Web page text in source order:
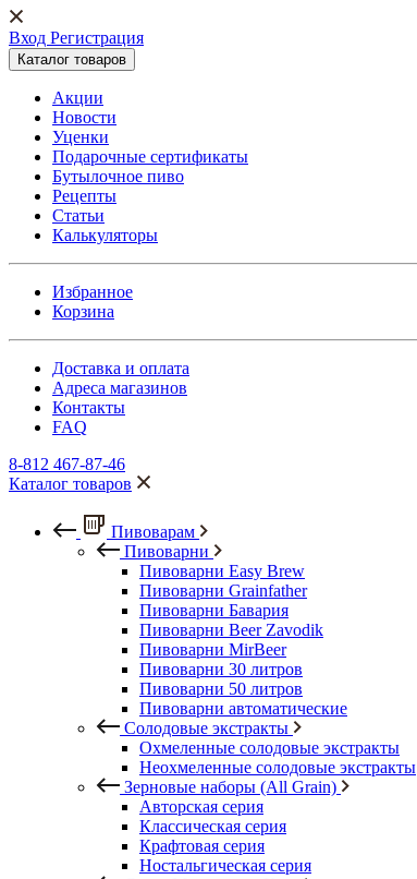
Вход Регистрация
Каталог товаров
Акции
Новости
Уценки
Подарочные сертификаты
Бутылочное пиво
Рецепты
Статьи
Калькуляторы
Избранное
Корзина
Доставка и оплата
Адреса магазинов
Контакты
FAQ
8-812 467-87-46
Каталог товаров
Пивоварам
Пивоварни
Пивоварни Easy Brew
Пивоварни Grainfather
Пивоварни Бавария
Пивоварни Beer Zavodik
Пивоварни MirBeer
Пивоварни 30 литров
Пивоварни 50 литров
Пивоварни автоматические
Солодовые экстракты
Охмеленные солодовые экстракты
Неохмеленные солодовые экстракты
Зерновые наборы (All Grain)
Авторская серия
Классическая серия
Крафтовая серия
Ностальгическая серия